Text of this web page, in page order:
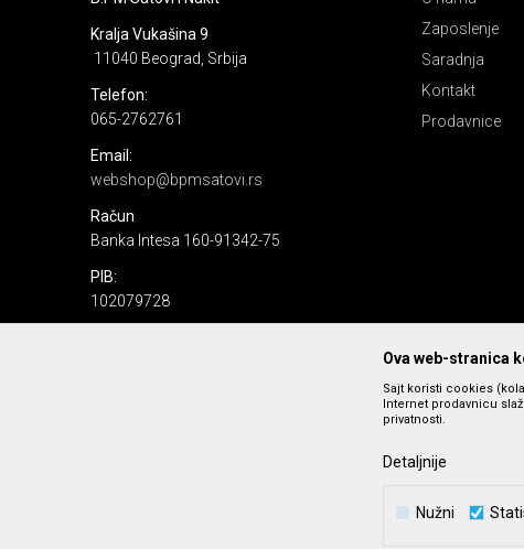
Kralja Vukašina 9
11040 Beograd, Srbija
Telefon:
065-2762761
Email:
webshop@bpmsatovi.rs
Račun
Banka Intesa 160-91342-75
PIB:
102079728
Zaposlenje
Saradnja
Kontakt
Prodavnice
Nastojimo da budemo što precizniji u opisu proizvoda, prikazu
Ova web-stranica
Sajt koristi cookies
Internet prodavnicu
privatnosti.
Detaljnije
Nužni